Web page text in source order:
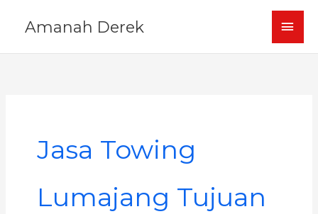
Amanah Derek
Jasa Towing
Lumajang Tujuan